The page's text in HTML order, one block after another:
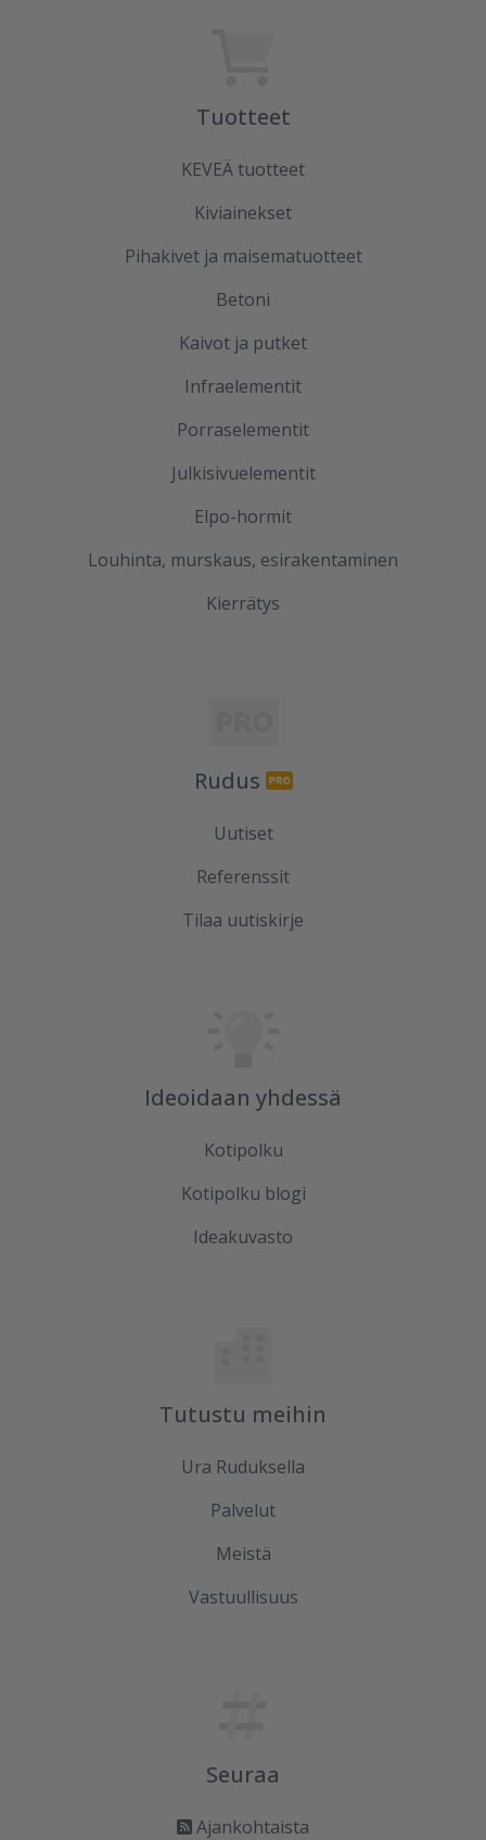
Tuotteet
KEVEÄ tuotteet
Kiviainekset
Pihakivet ja maisematuotteet
Betoni
Kaivot ja putket
Infraelementit
Porraselementit
Julkisivuelementit
Elpo-hormit
Louhinta, murskaus, esirakentaminen
Kierrätys
Rudus
Uutiset
Referenssit
Tilaa uutiskirje
Ideoidaan yhdessä
Kotipolku
Kotipolku blogi
Ideakuvasto
Tutustu meihin
Ura Ruduksella
Palvelut
Meistä
Vastuullisuus
Seuraa
Ajankohtaista